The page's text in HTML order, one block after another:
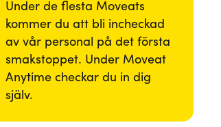
Under de flesta Moveats
kommer du att bli incheckad
av vår personal på det första
smakstoppet. Under Moveat
Anytime checkar du in dig
själv.